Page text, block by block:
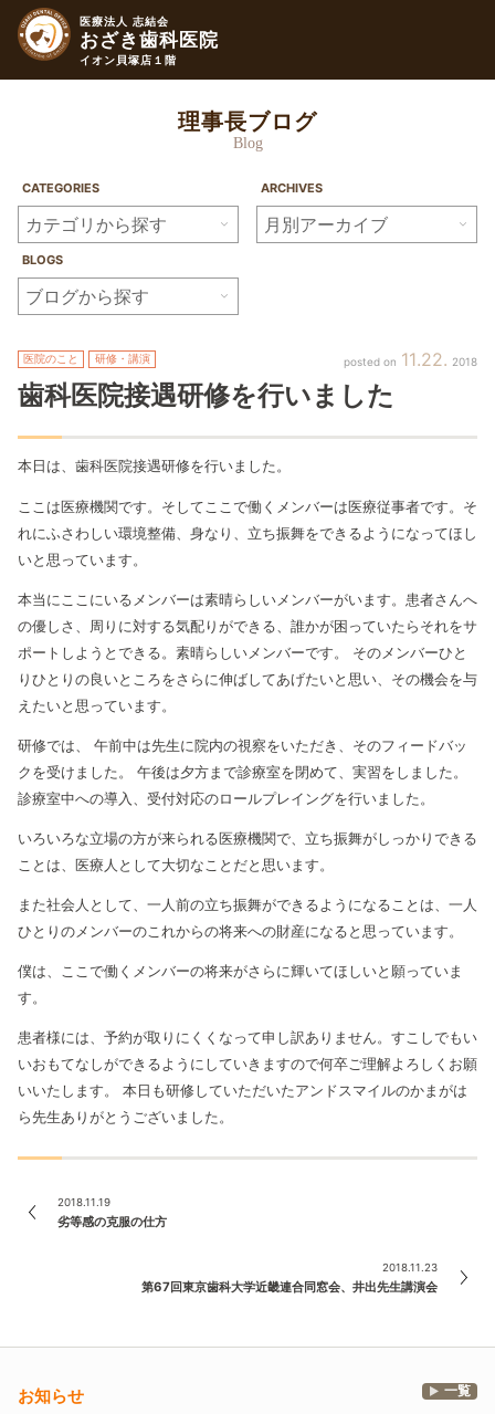
医療法人 志結会
おざき歯科医院
イオン貝塚店１階
理事長ブログ
Blog
CATEGORIES ARCHIVES
BLOGS
11 22 2018
医院のこと 研修・講演
歯科医院接遇研修を行いました
本日は、歯科医院接遇研修を行いました。
ここは医療機関です。そしてここで働くメンバーは医療従事者です。そ
れにふさわしい環境整備、身なり、立ち振舞をできるようになってほし
いと思っています。
本当にここにいるメンバーは素晴らしいメンバーがいます。患者さんへ
の優しさ、周りに対する気配りができる、誰かが困っていたらそれをサ
ポートしようとできる。素晴らしいメンバーです。
そのメンバーひと
りひとりの良いところをさらに伸ばしてあげたいと思い、その機会を与
えたいと思っています。
研修では、
午前中は先生に院内の視察をいただき、そのフィードバッ
クを受けました。
午後は夕方まで診療室を閉めて、実習をしました。
診療室中への導入、受付対応のロールプレイングを行いました。
いろいろな立場の方が来られる医療機関で、立ち振舞がしっかりできる
ことは、医療人として大切なことだと思います。
また社会人として、一人前の立ち振舞ができるようになることは、一人
ひとりのメンバーのこれからの将来への財産になると思っています。
僕は、ここで働くメンバーの将来がさらに輝いてほしいと願っていま
す。
患者様には、予約が取りにくくなって申し訳ありません。すこしでもい
いおもてなしができるようにしていきますので何卒ご理解よろしくお願
いいたします。
本日も研修していただいたアンドスマイルのかまがは
ら先生ありがとうございました。
2018.11.19
劣等感の克服の仕方
2018.11.23
第67回東京歯科大学近畿連合同窓会、井出先生講演会
お知らせ 一覧